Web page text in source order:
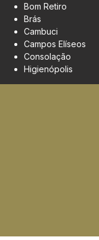
Bom Retiro
Brás
Cambuci
Campos Elíseos
Consolação
Higienópolis